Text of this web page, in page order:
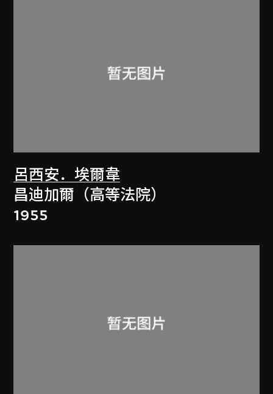
呂西安．埃爾韋
昌迪加爾（高等法院）
1955